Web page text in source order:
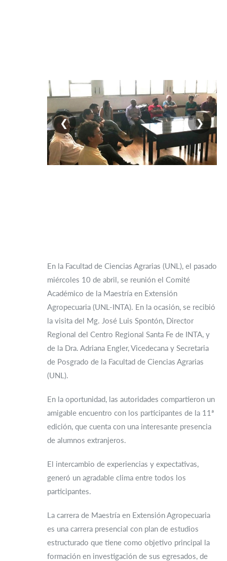
❮ ❯
En la Facultad de Ciencias Agrarias (UNL), el pasado
miércoles 10 de abril, se reunión el Comité
Académico de la Maestría en Extensión
Agropecuaria (UNL-INTA). En la ocasión, se recibió
la visita del Mg. José Luis Spontón, Director
Regional del Centro Regional Santa Fe de INTA, y
de la Dra. Adriana Engler, Vicedecana y Secretaria
de Posgrado de la Facultad de Ciencias Agrarias
(UNL).
En la oportunidad, las autoridades compartieron un
amigable encuentro con los participantes de la 11ª
edición, que cuenta con una interesante presencia
de alumnos extranjeros.
El intercambio de experiencias y expectativas,
generó un agradable clima entre todos los
participantes.
La carrera de Maestría en Extensión Agropecuaria
es una carrera presencial con plan de estudios
estructurado que tiene como objetivo principal la
formación en investigación de sus egresados, de